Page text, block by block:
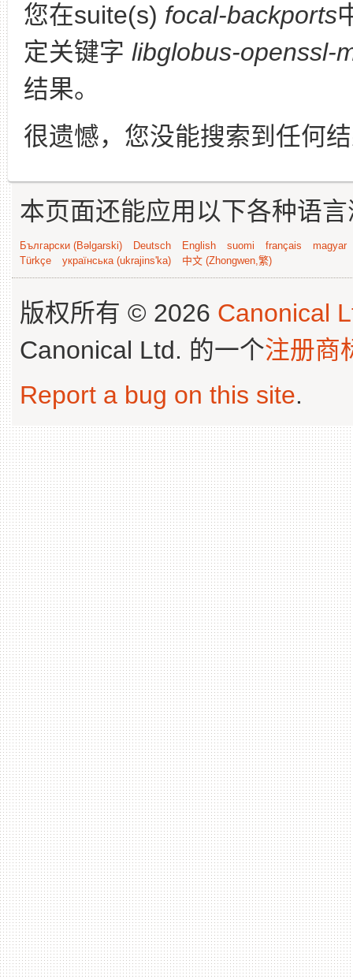
您在suite(s) focal-backports
定关键字 libglobus-openssl-
结果。
很遗憾，您没能搜索到任何
本页面还能应用以下各种语
Български (Bəlgarski) Deutsch English suomi français
magyar
Türkçe
українська (ukrajins'ka) 中文 (Zhongwen,繁)
版权所有 © 2026 Canonical
Canonical Ltd. 的一个注册商
Report a bug on this site.